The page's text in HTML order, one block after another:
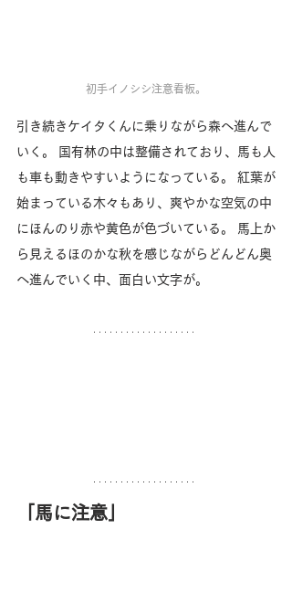
初手イノシシ注意看板。
引き続きケイタくんに乗りながら森へ進んで
いく。 国有林の中は整備されており、馬も人
も車も動きやすいようになっている。 紅葉が
始まっている木々もあり、爽やかな空気の中
にほんのり赤や黄色が色づいている。 馬上か
ら見えるほのかな秋を感じながらどんどん奥
へ進んでいく中、面白い文字が。
「馬に注意」